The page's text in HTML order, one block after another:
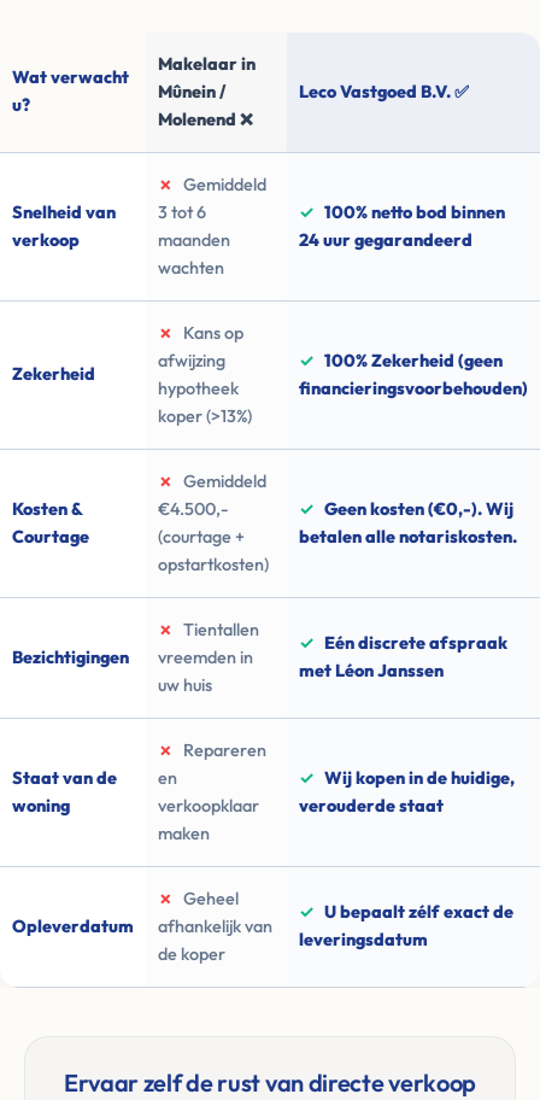
Wat verwacht
u?
Makelaar in
Mûnein /
Molenend ❌
Leco Vastgoed B.V. ✅
Snelheid van
verkoop
✗
Gemiddeld
3 tot 6
maanden
wachten
✓ 100% netto bod binnen
24 uur gegarandeerd
Zekerheid
✗
Kans op
afwijzing
hypotheek
koper (>13%)
✓ 100% Zekerheid (geen
financieringsvoorbehouden)
Kosten &
Courtage
✗
Gemiddeld
€4.500,-
(courtage +
opstartkosten)
✓ Geen kosten (€0,-). Wij
betalen alle notariskosten.
Bezichtigingen
✗
Tientallen
vreemden in
uw huis
✓ Eén discrete afspraak
met Léon Janssen
Staat van de
woning
✗
Repareren
en
verkoopklaar
maken
✓ Wij kopen in de huidige,
verouderde staat
Opleverdatum
✗
Geheel
afhankelijk van
de koper
✓ U bepaalt zélf exact de
leveringsdatum
Ervaar zelf de rust van directe verkoop